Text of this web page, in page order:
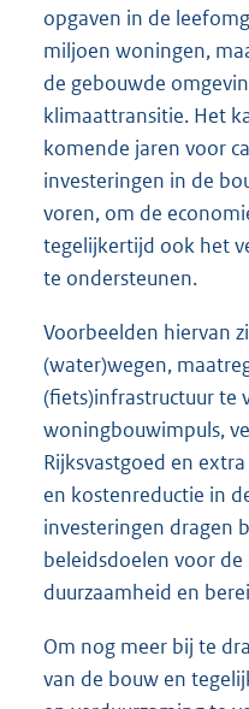
opgaven in de
miljoen woningen,
de gebouwde
klimaattransitie. Het
komende jaren voor
investeringen in de
voren, om de
tegelijkertijd ook het
te ondersteunen.
Voorbeelden hiervan
(water)wegen,
(fiets)infrastructuur te
woningbouwimpuls,
Rijksvastgoed en
en kostenreductie in
investeringen dragen
beleidsdoelen voor
duurzaamheid en
Om nog meer bij te
van de bouw en